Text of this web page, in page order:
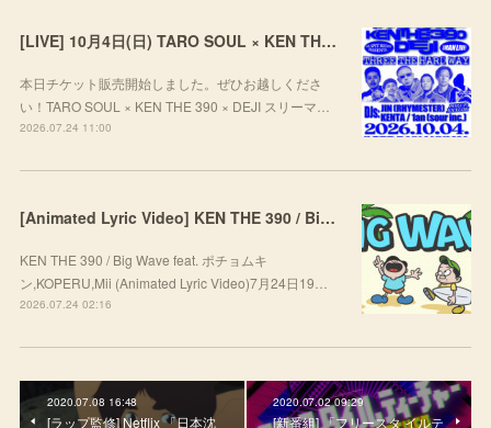
[LIVE] 10月4日(日) TARO SOUL × KEN THE 390 × DEJI スリーマンLIVE "THREE THE HARD WAY” @ ORD. 代官山
本日チケット販売開始しました。ぜひお越しくださ
い！TARO SOUL × KEN THE 390 × DEJI スリーマ…
2026.07.24 11:00
[Animated Lyric Video] KEN THE 390 / Big Wave feat. ポチョムキン,KOPERU,Mii
KEN THE 390 / Big Wave feat. ポチョムキ
ン,KOPERU,Mii (Animated Lyric Video)7月24日19…
2026.07.24 02:16
2020.07.08 16:48
[ラップ監修] Netflix 「日本沈
2020.07.02 09:29
[新番組] 「フリースタ イルテ